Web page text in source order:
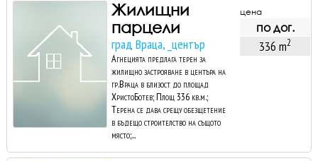
Жилищни
парцели
град Враца, _център
Агнецията предлага терен за
жилищно застрояване в центъра на
гр.Враца в близост до площад
ХристоБотев; Площ 336 кв.м.;
Терена се дава срещу обезщетение
в бъдещо строителство на същото
място;...
цена
по дог.
336 m2